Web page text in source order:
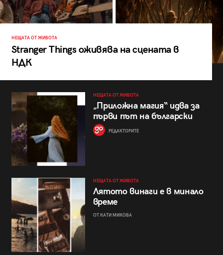
НЕЩАТА ОТ ЖИВОТА
Stranger Things оживява на сцената в
НДК
НЕЩАТА ОТ ЖИВОТА
„Приложна магия“ идва за
първи път на български
РЕДАКТОРИТЕ
НЕЩАТА ОТ ЖИВОТА
Лятото винаги е в минало
време
ОТ КАТИ МИКОВА